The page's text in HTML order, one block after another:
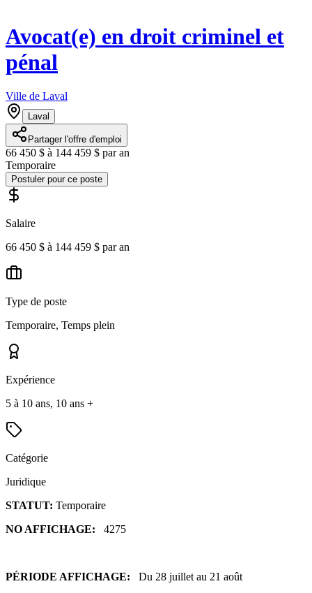
Avocat(e) en droit criminel et
pénal
Ville de Laval
Laval
Partager l'offre d'emploi
66 450 $ à 144 459 $ par an
Temporaire
Postuler pour ce poste
Salaire
66 450 $ à 144 459 $ par an
Type de poste
Temporaire, Temps plein
Expérience
5 à 10 ans, 10 ans +
Catégorie
Juridique
STATUT: Temporaire
NO AFFICHAGE: 4275
PÉRIODE AFFICHAGE: Du 28 juillet au 21 août